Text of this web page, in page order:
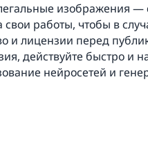
изображения
работы, чтобы в
и лицензии перед
действуйте быстро и
нейросетей и